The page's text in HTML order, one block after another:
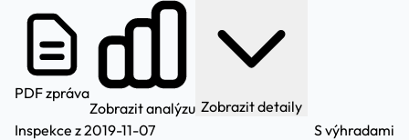
PDF zpráva
Zobrazit analýzu Zobrazit detaily
Inspekce z 2019-11-07
S výhradami